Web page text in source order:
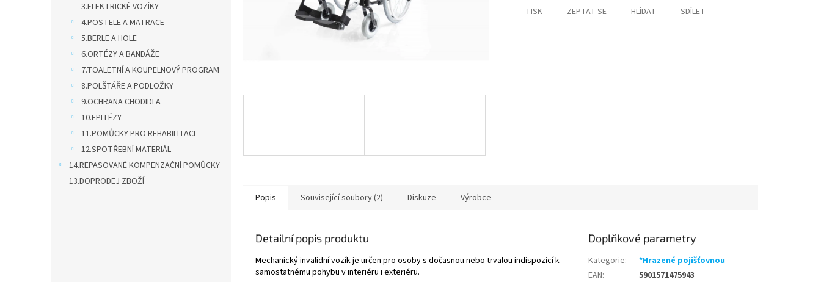
3.ELEKTRICKÉ VOZÍKY
4.POSTELE A MATRACE
5.BERLE A HOLE
6.ORTÉZY A BANDÁŽE
7.TOALETNÍ A KOUPELNOVÝ PROGRAM
8.POLŠTÁŘE A PODLOŽKY
9.OCHRANA CHODIDLA
10.EPITÉZY
11.POMŮCKY PRO REHABILITACI
12.SPOTŘEBNÍ MATERIÁL
14.REPASOVANÉ KOMPENZAČNÍ POMŮCKY
13.DOPRODEJ ZBOŽÍ
TISK ZEPTAT SE HLÍDAT SDÍLET
Popis Související soubory (2) Diskuze Výrobce
Detailní popis produktu
Mechanický invalidní vozík je určen pro osoby s dočasnou nebo trvalou indispozicí k
samostatnému pohybu v interiéru i exteriéru.
Doplňkové parametry
Kategorie:
*Hrazené pojišťovnou
EAN:
5901571475943